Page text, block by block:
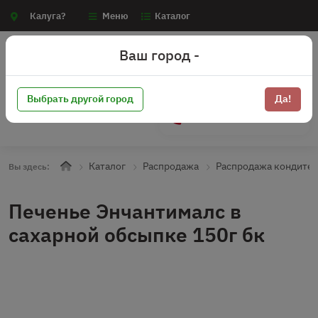
Калуга? Меню Каталог
Вы здесь: Каталог Распродажа Распродажа
Печенье Энчантималс в
сахарной обсыпке 150г бк
Ваш город -
Выбрать другой город Да!